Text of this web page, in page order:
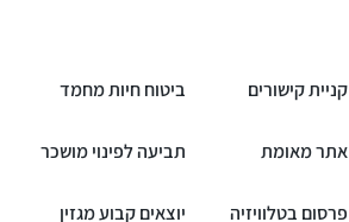
קניית קישורים ביטוח חיות מחמד
אתר מאומת תביעה לפינוי מושכר
פרסום בטלוויזיה יוצאים קבוע מגזין